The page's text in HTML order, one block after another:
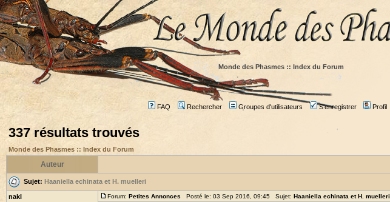
Monde des Phasmes :: Index du Forum
FAQ Rechercher Groupes d'utilisateurs S'enregistrer Profil
337 résultats trouvés
Monde des Phasmes :: Index du Forum
Auteur
Sujet: Haaniella echinata et H. muelleri
nakl Forum: Petites Annonces Posté le: 03 Sep 2016, 09:45 Sujet: Haaniella echinata et H. muelleri